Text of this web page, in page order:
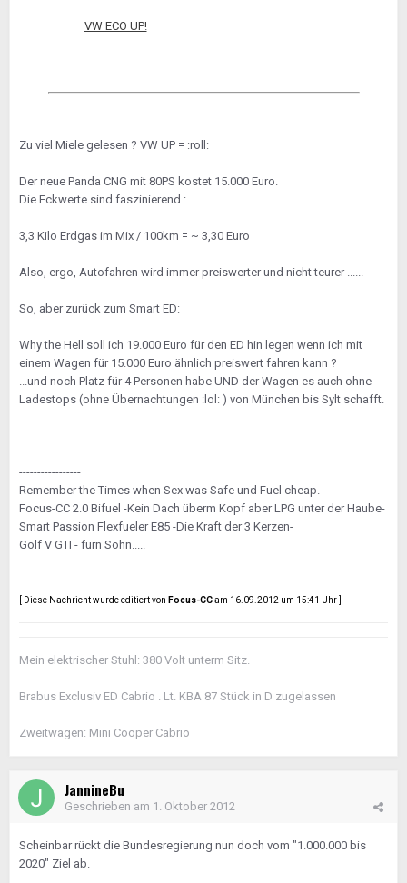
VW ECO UP!
Zu viel Miele gelesen ? VW UP = :roll:
Der neue Panda CNG mit 80PS kostet 15.000 Euro.
Die Eckwerte sind faszinierend :
3,3 Kilo Erdgas im Mix / 100km = ~ 3,30 Euro
Also, ergo, Autofahren wird immer preiswerter und nicht teurer ......
So, aber zurück zum Smart ED:
Why the Hell soll ich 19.000 Euro für den ED hin legen wenn ich mit
einem Wagen für 15.000 Euro ähnlich preiswert fahren kann ?
...und noch Platz für 4 Personen habe UND der Wagen es auch ohne
Ladestops (ohne Übernachtungen :lol: ) von München bis Sylt schafft.
-----------------
Remember the Times when Sex was Safe und Fuel cheap.
Focus-CC 2.0 Bifuel -Kein Dach überm Kopf aber LPG unter der Haube-
Smart Passion Flexfueler E85 -Die Kraft der 3 Kerzen-
Golf V GTI - fürn Sohn.....
[ Diese Nachricht wurde editiert von Focus-CCam 16.09.2012 um 15:41 Uhr ]
Mein elektrischer Stuhl: 380 Volt unterm Sitz.
Brabus Exclusiv ED Cabrio . Lt. KBA 87 Stück in D zugelassen
Zweitwagen: Mini Cooper Cabrio
JannineBu
Geschrieben am 1. Oktober 2012
Scheinbar rückt die Bundesregierung nun doch vom "1.000.000 bis
2020" Ziel ab.